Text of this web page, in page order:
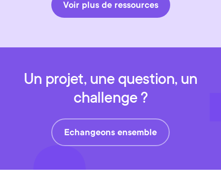
Voir plus de ressources
Un projet, une question, un
challenge ?
Echangeons ensemble